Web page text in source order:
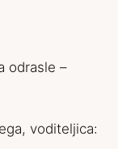
odrasle –
voditeljica: